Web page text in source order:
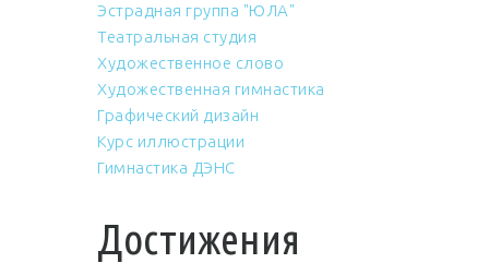
Эстрадная группа "ЮЛА"
Театральная студия
Художественное слово
Художественная гимнастика
Графический дизайн
Курс иллюстрации
Гимнастика ДЭНС
Достижения